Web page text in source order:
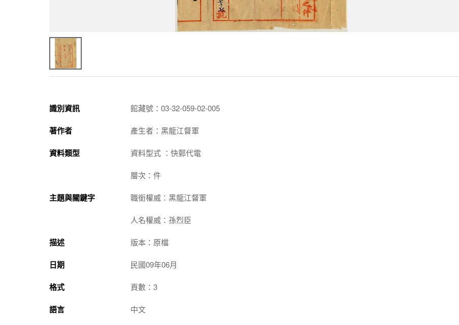
識別資訊 館藏號：03-32-059-02-005
著作者 產生者：黑龍江督軍
資料類型 資料型式 ：快郵代電
層次：件
主題與關鍵字 職銜權威：黑龍江督軍
人名權威：孫烈臣
描述 版本：原檔
日期 民國09年06月
格式 頁數：3
語言 中文